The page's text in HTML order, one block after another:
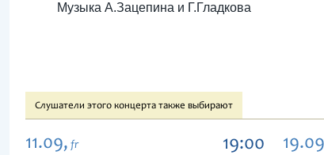
Музыка А.Зацепина и Г.Гладкова
Слушатели этого концерта также выбирают
11.09, fr 19:00